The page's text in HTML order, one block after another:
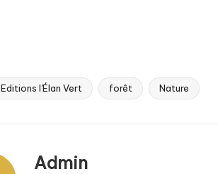
Editions l'Élan Vert forêt Nature
Admin